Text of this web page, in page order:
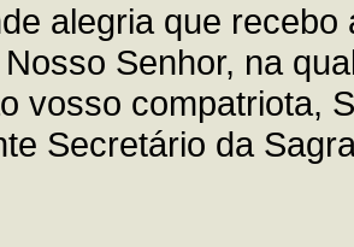
alegria que
Senhor, na
vosso compatriota,
Secretário da